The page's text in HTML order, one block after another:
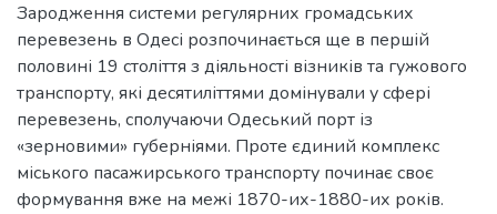
Зародження системи регулярних громадських
перевезень в Одесі розпочинається ще в першій
половині 19 століття з діяльності візників та гужового
транспорту, які десятиліттями домінували у сфері
перевезень, сполучаючи Одеський порт із
«зерновими» губерніями. Проте єдиний комплекс
міського пасажирського транспорту починає своє
формування вже на межі 1870-их-1880-их років.